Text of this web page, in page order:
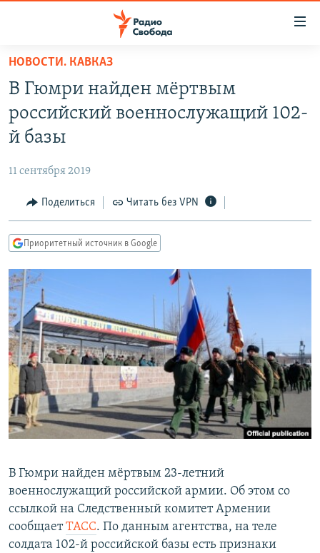
упрощенного
доступа
основному
Вернутся
Вернутся
поиску
ПОДКАСТЫ
АВТОРСКИЕ ПРОЕКТЫ
МНЕНИЯ
КУЛЬТУРА
КАВКАЗ.РЕАЛИИ
СЕВЕР.РЕАЛИИ
СИБИРЬ.РЕАЛИИ
РАСПИСАНИЕ ВЕЩАНИЯ
ПОДПИШИТЕСЬ НА РАССЫЛКУ
СОЦИАЛЬНЫЕ СЕТИ
Все сайты РСЕ/РС
НОВОСТИ. КАВКАЗ
В Гюмри найден мёртвым
российский военнослужащий 102-
й базы
11 сентября 2019
Поделиться Читать без VPN
Приоритетный источник в Google
В Гюмри найден мёртвым 23-летний
военнослужащий российской армии. Об этом со
ссылкой на Следственный комитет Армении
сообщаетТАСС. По данным агентства, на теле
солдата 102-й российской базы есть признаки